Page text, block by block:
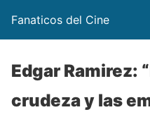
Fanaticos del Cine
Edgar Ramirez:
crudeza y las